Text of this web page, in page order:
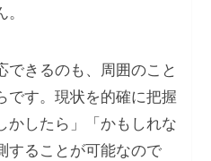
できるのも、周囲のこと
です。現状を的確に把握
かしたら」「かもしれな
することが可能なので